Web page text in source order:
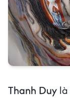
Thanh Duy